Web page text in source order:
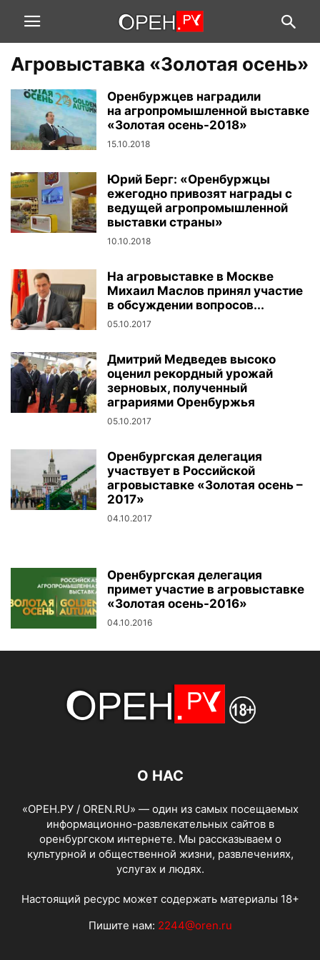
Агровыставка «Золотая осень»
Оренбуржцев наградили
на агропромышленной выставке
«Золотая осень-2018»
15.10.2018
Юрий Берг: «Оренбуржцы
ежегодно привозят награды с
ведущей агропромышленной
выставки страны»
10.10.2018
На агровыставке в Москве
Михаил Маслов принял участие
в обсуждении вопросов...
05.10.2017
Дмитрий Медведев высоко
оценил рекордный урожай
зерновых, полученный
аграриями Оренбуржья
05.10.2017
Оренбургская делегация
участвует в Российской
агровыставке «Золотая осень –
2017»
04.10.2017
Оренбургская делегация
примет участие в агровыставке
«Золотая осень-2016»
04.10.2016
О НАС
«ОРЕН.РУ / OREN.RU» — один из самых посещаемых
информационно-развлекательных сайтов в
оренбургском интернете. Мы рассказываем о
культурной и общественной жизни, развлечениях,
услугах и людях.
Настоящий ресурс может содержать материалы 18+
Пишите нам: 2244@oren.ru